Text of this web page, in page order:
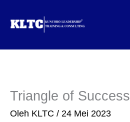
Triangle of Success
Oleh KLTC / 24 Mei 2023